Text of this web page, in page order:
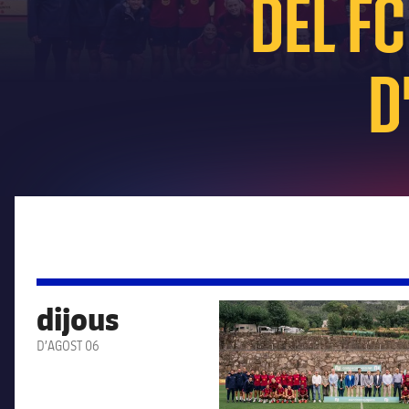
DEL
dijous
D’AGOST 06
FC Barcelona club badge